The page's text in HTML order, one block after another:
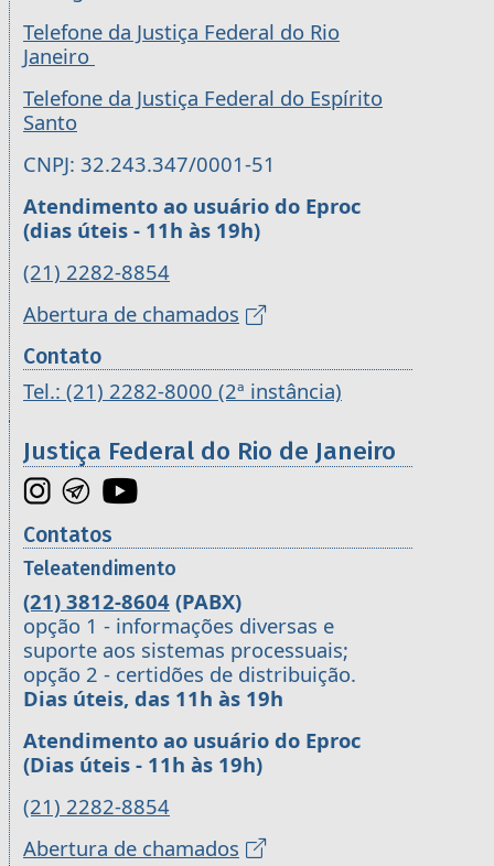
Telefone da Justiça Federal do Rio
Janeiro
Telefone da Justiça Federal do Espírito
Santo
CNPJ: 32.243.347/0001-51
Atendimento ao usuário do Eproc
(dias úteis - 11h às 19h)
(21) 2282-8854
Abertura de chamados
Contato
Tel.: (21) 2282-8000 (2ª instância)
Justiça Federal do Rio de Janeiro
Contatos
Teleatendimento
(21) 3812-8604 (PABX)
opção 1 - informações diversas e
suporte aos sistemas processuais;
opção 2 - certidões de distribuição.
Dias úteis, das 11h às 19h
Atendimento ao usuário do Eproc
(Dias úteis - 11h às 19h)
(21) 2282-8854
Abertura de chamados